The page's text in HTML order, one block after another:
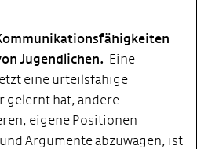
Jugendlichen. Eine
eine urteilsfähige
gelernt hat, andere
eigene Positionen
Argumente abzuwägen, ist